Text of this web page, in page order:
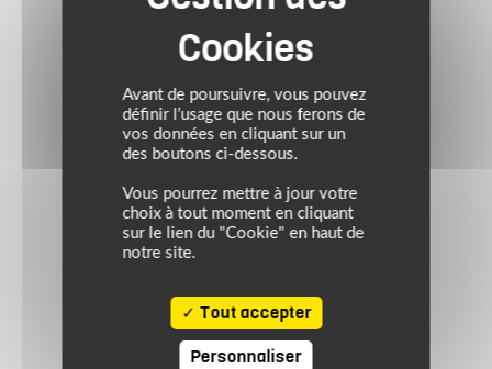
Avant de poursuivre, vous pouvez
définir l’usage que nous ferons de
vos données en cliquant sur un
des boutons ci-dessous.
Vous pourrez mettre à jour votre
choix à tout moment en cliquant
sur le lien du "Cookie" en haut de
notre site.
Tout accepter
Personnaliser